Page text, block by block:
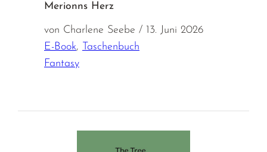
Merionns Herz
von Charlene Seebe / 13. Juni 2026
E-Book,
Taschenbuch
Fantasy